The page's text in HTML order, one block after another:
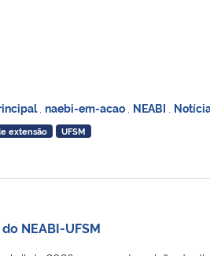
naebi-em-acao NEABI
extensão UFSM
NEABI-UFSM